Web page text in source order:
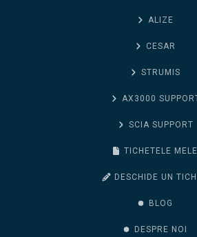
ALIZE
CESAR
STRUMIS
AX3000
SCIA SUPPORT
TICHETELE MELE
DESCHIDE UN
BLOG
DESPRE NOI